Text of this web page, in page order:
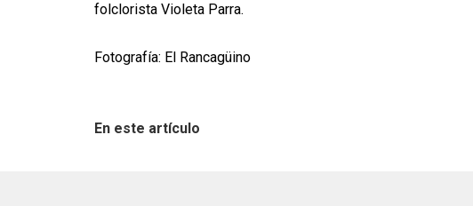
folclorista Violeta Parra.
Fotografía: El Rancagüino
En este artículo